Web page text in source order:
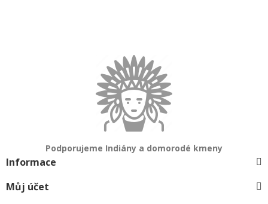
Podporujeme Indiány a domorodé kmeny
Informace
Můj účet